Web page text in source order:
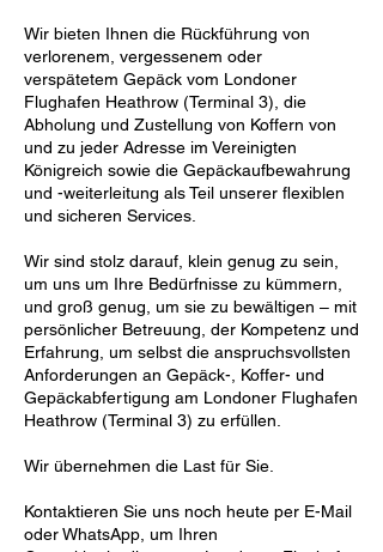
Wir bieten Ihnen die Rückführung von
verlorenem, vergessenem oder
verspätetem Gepäck vom Londoner
Flughafen Heathrow (Terminal 3), die
Abholung und Zustellung von Koffern von
und zu jeder Adresse im Vereinigten
Königreich sowie die Gepäckaufbewahrung
und -weiterleitung als Teil unserer flexiblen
und sicheren Services.
Wir sind stolz darauf, klein genug zu sein,
um uns um Ihre Bedürfnisse zu kümmern,
und groß genug, um sie zu bewältigen – mit
persönlicher Betreuung, der Kompetenz und
Erfahrung, um selbst die anspruchsvollsten
Anforderungen an Gepäck-, Koffer- und
Gepäckabfertigung am Londoner Flughafen
Heathrow (Terminal 3) zu erfüllen.
Wir übernehmen die Last für Sie.
Kontaktieren Sie uns noch heute per E-Mail
oder WhatsApp, um Ihren